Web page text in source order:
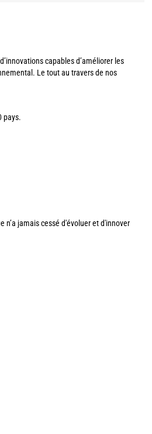
capables d’améliorer les
Le tout au travers de nos
pays.
jamais cessé d'évoluer et d'innover